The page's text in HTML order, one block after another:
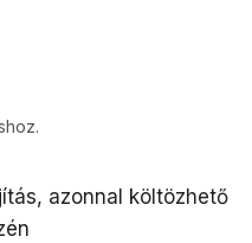
azonnal költözhető